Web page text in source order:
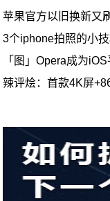
苹果官方以旧换新又
3个iphone拍照的小
「图」Opera成为
辣评烩：首款4K屏